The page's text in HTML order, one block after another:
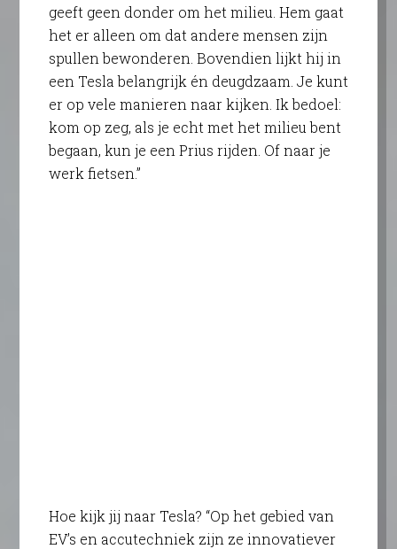
geeft geen donder om het milieu. Hem gaat
het er alleen om dat andere mensen zijn
spullen bewonderen. Bovendien lijkt hij in
een Tesla belangrijk én deugdzaam. Je kunt
er op vele manieren naar kijken. Ik bedoel:
kom op zeg, als je echt met het milieu bent
begaan, kun je een Prius rijden. Of naar je
werk fietsen.”
Hoe kijk jij naar Tesla? “Op het gebied van
EV’s en accutechniek zijn ze innovatiever